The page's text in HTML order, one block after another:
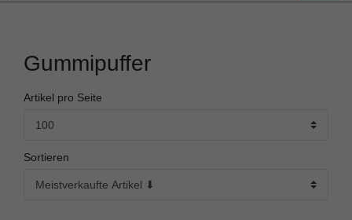
Gummipuffer
Artikel pro Seite
Sortieren